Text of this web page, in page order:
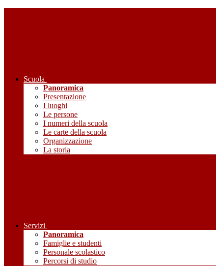
Scuola
Panoramica
Presentazione
I luoghi
Le persone
I numeri della scuola
Le carte della scuola
Organizzazione
La storia
Servizi
Panoramica
Famiglie e studenti
Personale scolastico
Percorsi di studio